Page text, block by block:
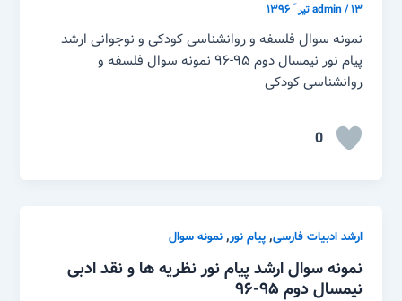
admin/۱۳ تیر ّ ۱۳۹۶
نمونه سوال فلسفه و روانشناسی کودکی و نوجوانی ارشد
پیام نور نیمسال دوم ۹۵-۹۶ نمونه سوال فلسفه و
روانشناسی کودکی
0
ارشد ادبیات فارسی,پیام نور,نمونه سوال
نمونه سوال ارشد پیام نور نظریه ها و نقد ادبی
نیمسال دوم ۹۵-۹۶